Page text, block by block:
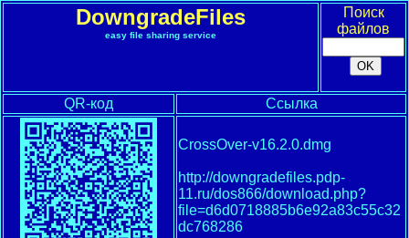
DowngradeFiles
easy file sharing service
Поиск
файлов
QR-код Ссылка
CrossOver-v16.2.0.dmg
http://downgradefiles.pdp-
11.ru/dos866/download.php?
file=d6d0718885b6e92a83c55c32
dc768286